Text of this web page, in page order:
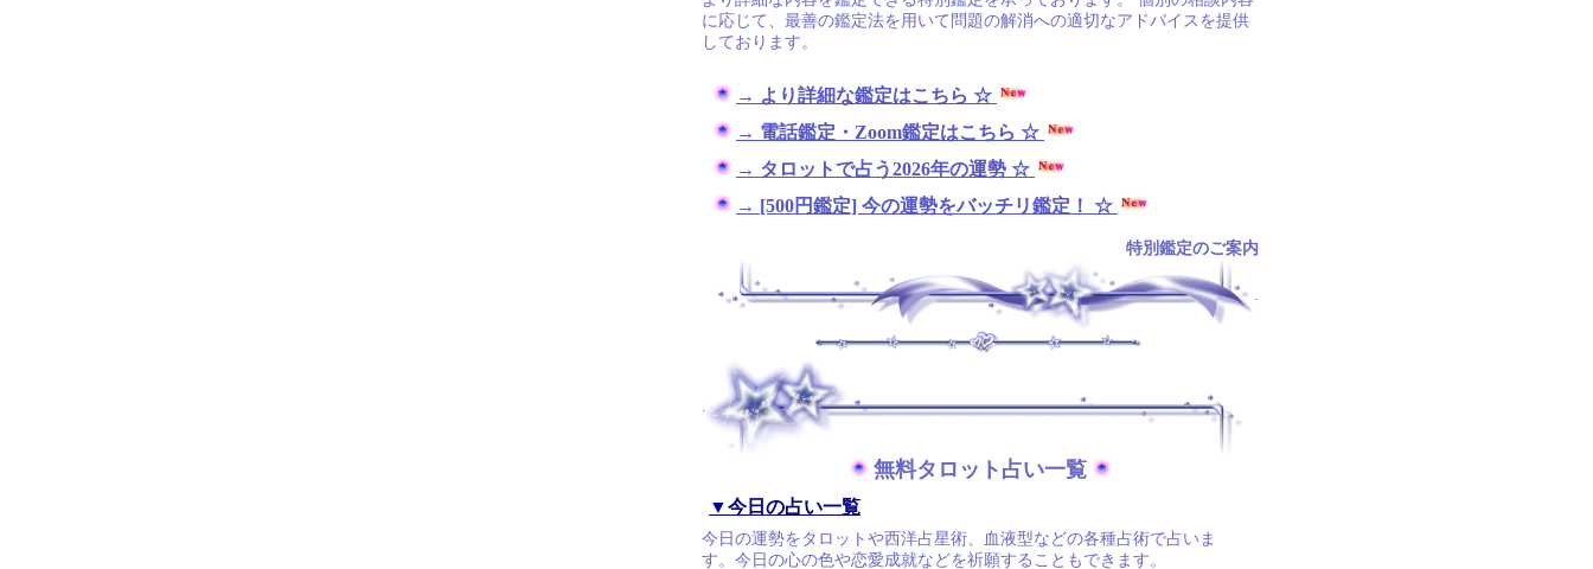
に応じて、最善の鑑定法を用いて問題の解消への適切なアドバイスを提供
しております。
→ より詳細な鑑定はこちら ☆
→ 電話鑑定・Zoom鑑定はこちら ☆
→ タロットで占う2026年の運勢 ☆
→ [500円鑑定] 今の運勢をバッチリ鑑定！ ☆
特別鑑定のご案内
.
.
無料タロット占い一覧
▼今日の占い一覧
今日の運勢をタロットや西洋占星術、血液型などの各種占術で占いま
す。今日の心の色や恋愛成就などを祈願することもできます。